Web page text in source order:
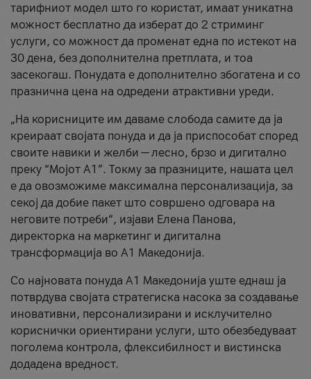
тарифниот модел што го користат, имаат уникатна
можност бесплатно да изберат до 2 стриминг
услуги, со можност да променат една по истекот на
30 дена, без дополнителна претплата, и тоа
засекогаш. Понудата е дополнително збогатена и со
празнична цена на одредени атрактивни уреди.
„На корисниците им даваме слобода самите да ја
креираат својата понуда и да ја приспособат според
своите навики и желби — лесно, брзо и дигитално
преку “Мојот А1”. Токму за празниците, нашата цел
е да овозможиме максимална персонализација, за
секој да добие пакет што совршено одговара на
неговите потреби“, изјави Елена Панова,
директорка на маркетинг и дигитална
трансформација во А1 Македонија.
Со најновата понуда А1 Македонија уште еднаш ја
потврдува својата стратегиска насока за создавање
иновативни, персонализирани и исклучително
кориснички ориентирани услуги, што обезбедуваат
поголема контрола, флексибилност и вистинска
додадена вредност.